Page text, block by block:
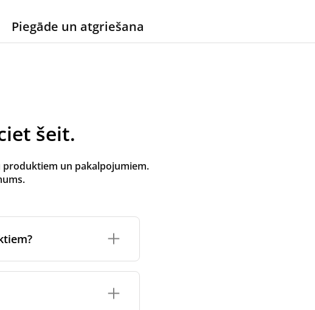
Piegāde un atgriešana
šeit.
produktiem un pakalpojumiem.
Tie atbilst zīmola